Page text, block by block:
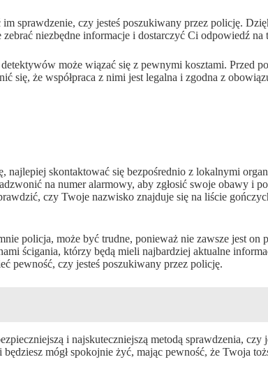
sprawdzenie, czy jesteś poszukiwany przez policję.
niezbędne informacje i dostarczyć Ci odpowiedź na
może wiązać się z pewnymi kosztami. Przed
się, że współpraca z nimi jest legalna i zgodna z
najlepiej skontaktować się bezpośrednio z lokalnymi
na numer alarmowy, aby zgłosić swoje obawy i
czy Twoje nazwisko znajduje się na liście
policja, może być trudne, ponieważ nie zawsze jest on
ścigania, którzy będą mieli najbardziej aktualne
pewność, czy jesteś poszukiwany przez policję.
i najskuteczniejszą metodą sprawdzenia, czy
mógł spokojnie żyć, mając pewność, że Twoja